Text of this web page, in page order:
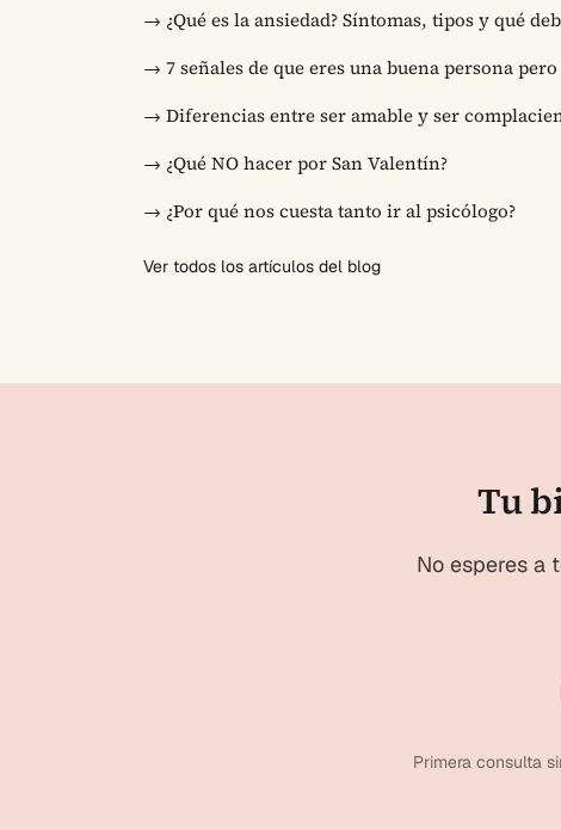
→ ¿Qué es la ansiedad? Síntomas, tipos y qué
→ 7 señales de que eres una buena persona
→ Diferencias entre ser amable y ser
→ ¿Qué NO hacer por San Valentín?
→ ¿Por qué nos cuesta tanto ir al psicólogo?
Ver todos los artículos del blog
Tu
No esperes a
Primera consulta